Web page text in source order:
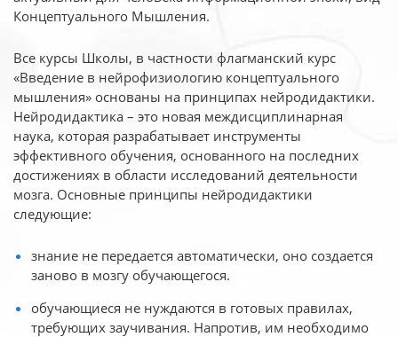
Концептуального Мышления.
Все курсы Школы, в частности флагманский курс
«Введение в нейрофизиологию концептуального
мышления» основаны на принципах нейродидактики.
Нейродидактика – это новая междисциплинарная
наука, которая разрабатывает инструменты
эффективного обучения, основанного на последних
достижениях в области исследований деятельности
мозга. Основные принципы нейродидактики
следующие:
знание не передается автоматически, оно создается
заново в мозгу обучающегося.
обучающиеся не нуждаются в готовых правилах,
требующих заучивания. Напротив, им необходимо